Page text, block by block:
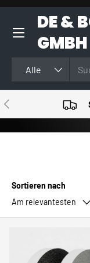
DIREKT ZUM
DE &
GMBH
Alle
VORHERIGE
Sortieren nach
Am relevantesten